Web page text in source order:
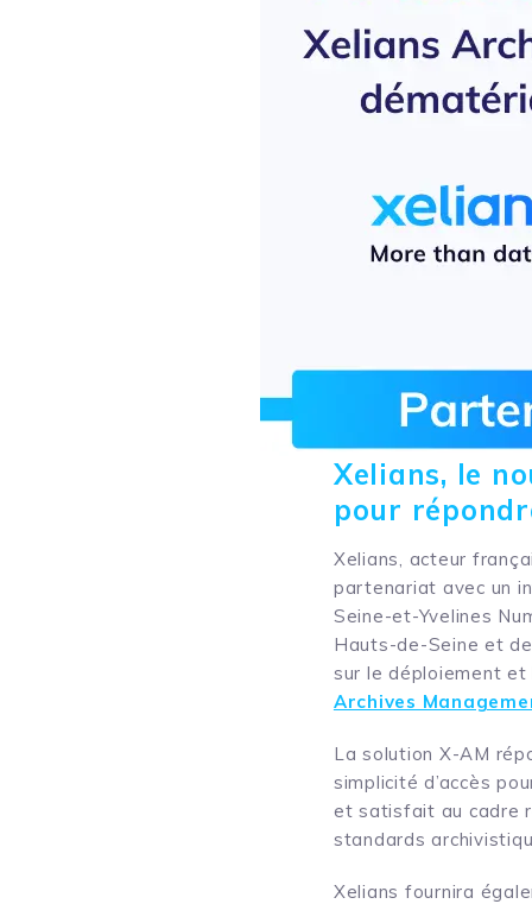
Xelians, le
pour
Xelians, acteur
partenariat avec un
Seine-et-Yvelines
Hauts-de-Seine et
sur le déploiement
Archives
La solution X-AM
simplicité d’accès
et satisfait au cadre
standards
Xelians fournira